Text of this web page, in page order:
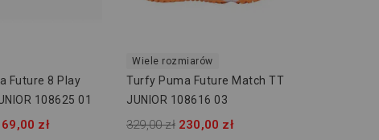
Future 8 Play
108625 01
zł
Wiele rozmiarów
Turfy Puma Future Match TT
JUNIOR 108616 03
329,00 zł 230,00 zł